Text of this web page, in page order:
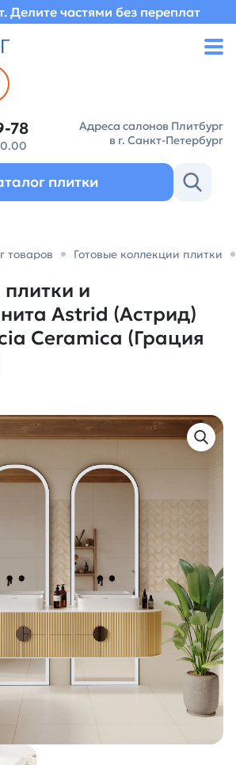
Делите частями без переплат
78
Адреса салонов Плитбург
в г. Санкт-Петербург
плитки
товаров Готовые коллекции плитки
и
Astrid (Астрид)
Ceramica (Грация